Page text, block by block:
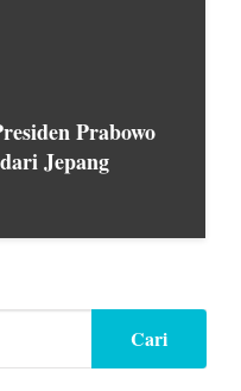
Prabowo
Jepang
Cari